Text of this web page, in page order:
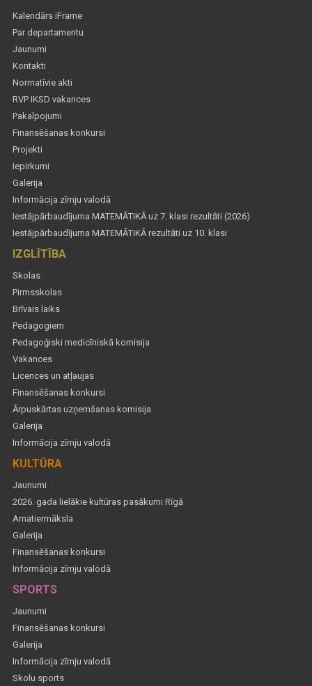
Kalendārs iFrame
Par departamentu
Jaunumi
Kontakti
Normatīvie akti
RVP IKSD vakances
Pakalpojumi
Finansēšanas konkursi
Projekti
Iepirkumi
Galerija
Informācija zīmju valodā
Iestājpārbaudījuma MATEMĀTIKĀ uz 7. klasi rezultāti (2026)
Iestājpārbaudījuma MATEMĀTIKĀ rezultāti uz 10. klasi
IZGLĪTĪBA
Skolas
Pirmsskolas
Brīvais laiks
Pedagogiem
Pedagoģiski medicīniskā komisija
Vakances
Licences un atļaujas
Finansēšanas konkursi
Ārpuskārtas uzņemšanas komisija
Galerija
Informācija zīmju valodā
KULTŪRA
Jaunumi
2026. gada lielākie kultūras pasākumi Rīgā
Amatiermāksla
Galerija
Finansēšanas konkursi
Informācija zīmju valodā
SPORTS
Jaunumi
Finansēšanas konkursi
Galerija
Informācija zīmju valodā
Skolu sports